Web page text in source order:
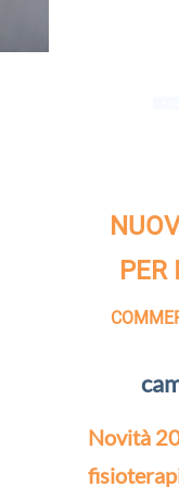
PER
Novità